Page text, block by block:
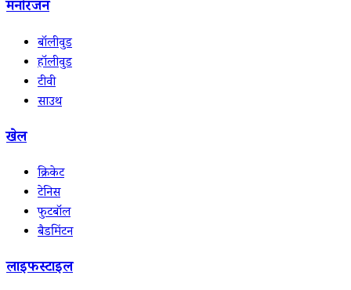
मनोरंजन
बॉलीवुड
हॉलीवुड
टीवी
साउथ
खेल
क्रिकेट
टेनिस
फुटबॉल
बैडमिंटन
लाइफस्टाइल